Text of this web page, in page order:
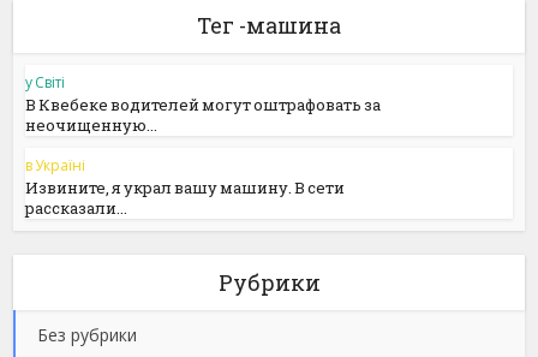
Тег -машина
у Світі
В Квебеке водителей могут оштрафовать за
неочищенную...
в Україні
Извините, я украл вашу машину. В сети
рассказали...
Рубрики
Без рубрики